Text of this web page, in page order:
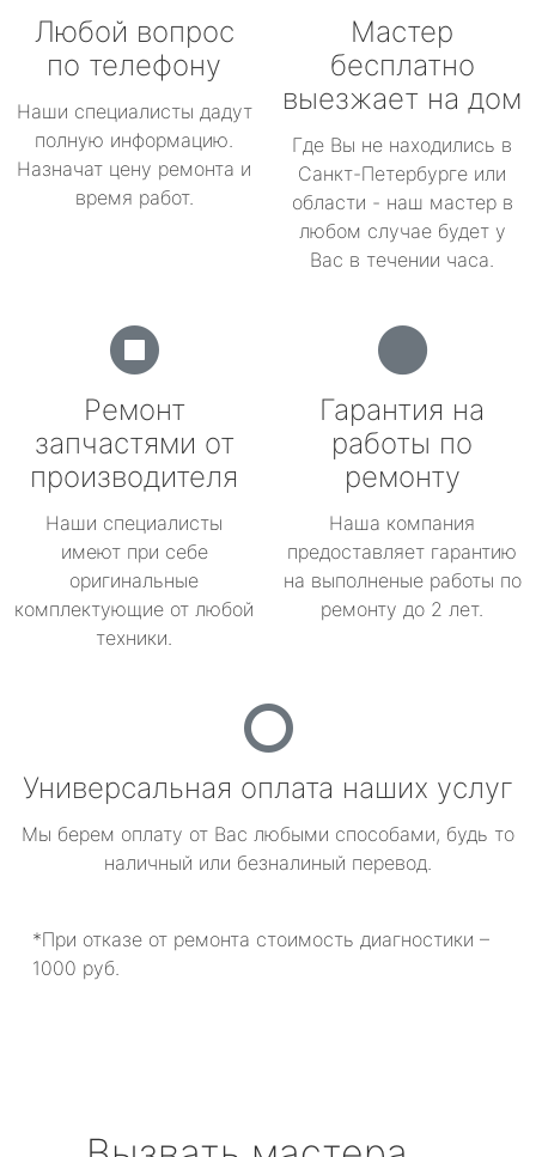
Любой вопрос
по телефону
Наши специалисты дадут
полную информацию.
Назначат цену ремонта и
время работ.
Мастер
бесплатно
выезжает на дом
Где Вы не находились в
Санкт-Петербурге или
области - наш мастер в
любом случае будет у
Вас в течении часа.
Ремонт
запчастями от
производителя
Наши специалисты
имеют при себе
оригинальные
комплектующие от любой
техники.
Гарантия на
работы по
ремонту
Наша компания
предоставляет гарантию
на выполненые работы по
ремонту до 2 лет.
Универсальная оплата наших услуг
Мы берем оплату от Вас любыми способами, будь то
наличный или безналиный перевод.
*При отказе от ремонта стоимость диагностики –
1000 руб.